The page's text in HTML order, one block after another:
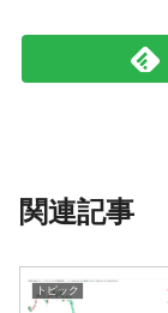
関連記事
トピック